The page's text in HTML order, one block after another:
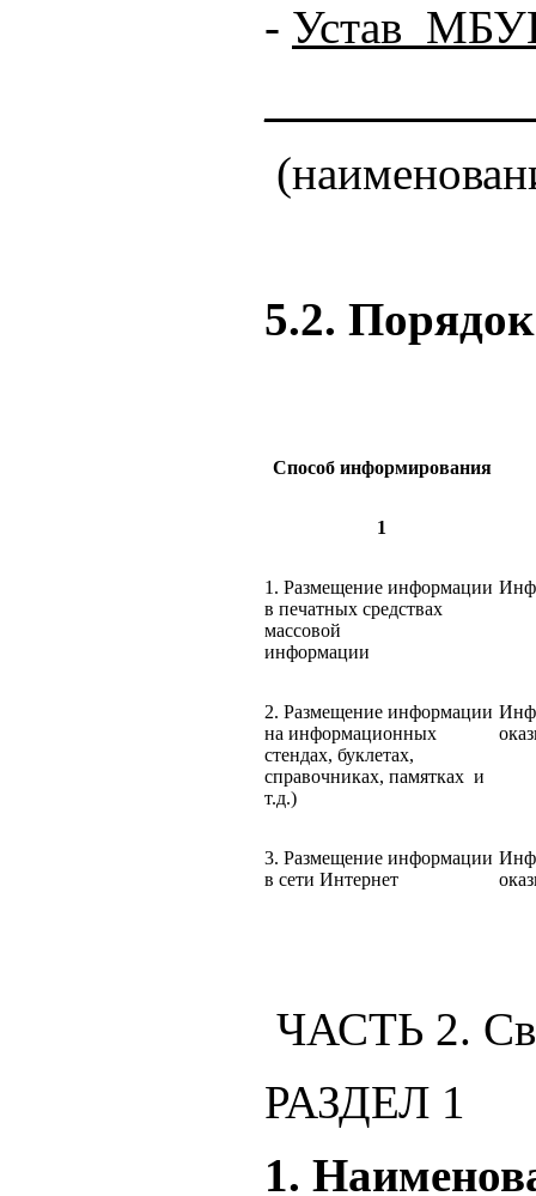
- Устав
5.2.
Способ информирования
1
1. Размещение информации
в печатных средствах
массовой
информации
2. Размещение информации
на информационных
стендах, буклетах,
справочниках, памятках и
т.д.)
3. Размещение информации
в сети Интернет
ЧАСТЬ 2.
РАЗДЕЛ 1
1.